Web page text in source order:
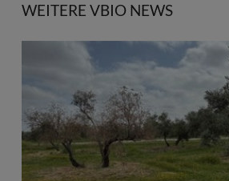
WEITERE VBIO NEWS